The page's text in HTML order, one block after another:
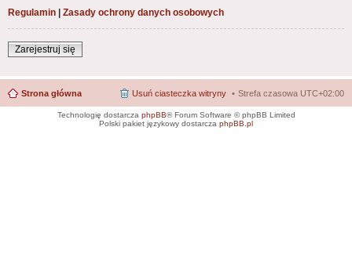
Regulamin | Zasady ochrony danych osobowych
Zarejestruj się
Strona główna Strefa czasowa UTC+02:00
Usuń ciasteczka witryny
Technologię dostarcza phpBB® Forum Software © phpBB Limited
Polski pakiet językowy dostarcza phpBB.pl